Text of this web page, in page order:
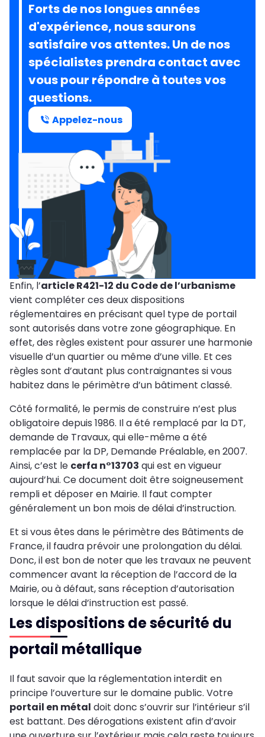
Forts de nos longues années
d'expérience, nous saurons
satisfaire vos attentes. Un de nos
spécialistes prendra contact avec
vous pour répondre à toutes vos
questions.
Appelez-nous
Enfin, l’article R421-12 du Code de l’urbanisme
vient compléter ces deux dispositions
réglementaires en précisant quel type de portail
sont autorisés dans votre zone géographique. En
effet, des règles existent pour assurer une harmonie
visuelle d’un quartier ou même d’une ville. Et ces
règles sont d’autant plus contraignantes si vous
habitez dans le périmètre d’un bâtiment classé.
Côté formalité, le permis de construire n’est plus
obligatoire depuis 1986. Il a été remplacé par la DT,
demande de Travaux, qui elle-même a été
remplacée par la DP, Demande Préalable, en 2007.
Ainsi, c’est le cerfa n°13703 qui est en vigueur
aujourd’hui. Ce document doit être soigneusement
rempli et déposer en Mairie. Il faut compter
généralement un bon mois de délai d’instruction.
Et si vous êtes dans le périmètre des Bâtiments de
France, il faudra prévoir une prolongation du délai.
Donc, il est bon de noter que les travaux ne peuvent
commencer avant la réception de l’accord de la
Mairie, ou à défaut, sans réception d’autorisation
lorsque le délai d’instruction est passé.
Les dispositions de sécurité du
portail métallique
Il faut savoir que la réglementation interdit en
principe l’ouverture sur le domaine public. Votre
portail en métal doit donc s’ouvrir sur l’intérieur s’il
est battant. Des dérogations existent afin d’avoir